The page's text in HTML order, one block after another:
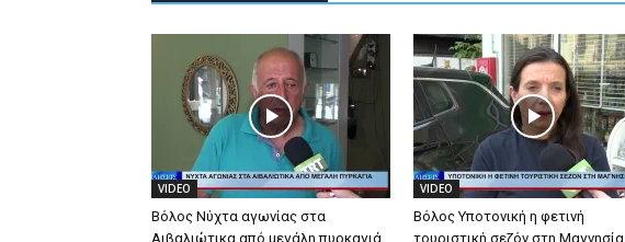
VIDEO
Βόλος Νύχτα αγωνίας στα
Αιβαλιώτικα από μεγάλη πυρκαγιά
VIDEO
Βόλος Υποτονική η φετινή
τουριστική σεζόν στη Μαγνησία